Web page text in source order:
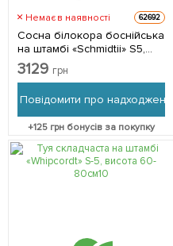
Немає в наявності 62692
Сосна білокора боснійська
на штамбі «Schmidtii» S5,
висота 70-100см 1
саджанець в упаковці
3129 грн
Повідомити про надходження
+125 грн бонусів за покупку